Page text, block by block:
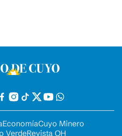
EconomíaCuyo Minero
VerdeRevista OH